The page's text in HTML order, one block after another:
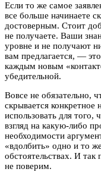
Если то же самое
все больше начинаете
достоверным. Стоит
не получаете. Ваши
уровне и не получают
вам предлагается, —
каждым новым
убедительной.
Вовсе не обязательно,
скрывается
использовать для
взгляд на какую-либо
необходимости
«вдолбить» одно и то
обстоятельствах. И
не поверим.